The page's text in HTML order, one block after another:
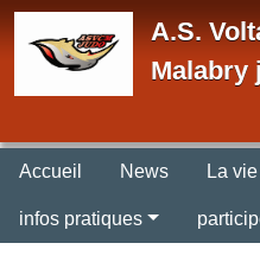
A.S.
Malabry
Accueil News La
infos pratiques
Panneau de gestion des